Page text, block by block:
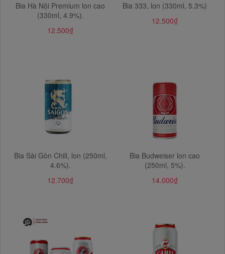
Bia Hà Nội Premium lon cao
(330ml, 4.9%).
12.500₫
Bia 333, lon (330ml, 5.3%)
12.500₫
Bia Sài Gòn Chill, lon (250ml,
4.6%).
12.700₫
Bia Budweiser lon cao
(250ml, 5%).
14.000₫